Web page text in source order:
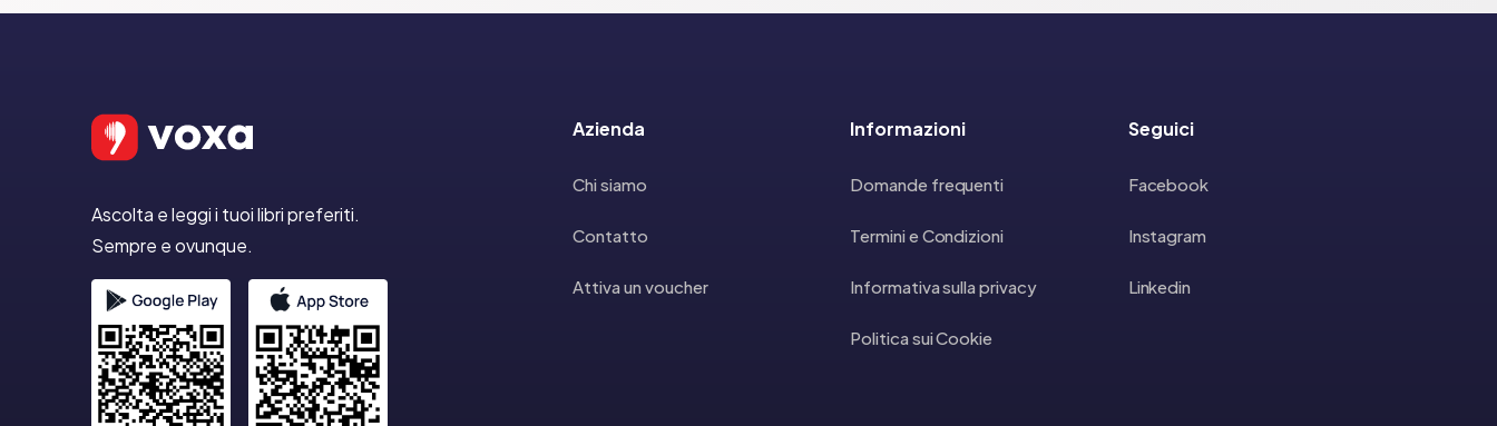
Ascolta e leggi i tuoi libri preferiti.
Sempre e ovunque.
Azienda
Chi siamo
Contatto
Attiva un voucher
Informazioni
Domande frequenti
Termini e Condizioni
Informativa sulla privacy
Politica sui Cookie
Seguici
Facebook
Instagram
Linkedin